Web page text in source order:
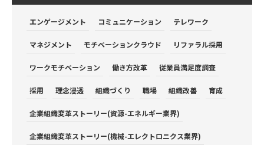
エンゲージメント コミュニケーション テレワーク
マネジメント モチベーションクラウド リファラル採用
ワークモチベーション 働き方改革 従業員満足度調査
採用 理念浸透 組織づくり 職場 組織改善 育成
企業組織変革ストーリー(資源-エネルギー業界)
企業組織変革ストーリー(機械-エレクトロニクス業界)